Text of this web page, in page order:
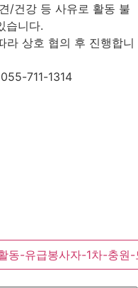
/건강 등 사유로 활동 불
습니다.
라 상호 협의 후 진행합니
711-1314
동-유급봉사자-1차-충원